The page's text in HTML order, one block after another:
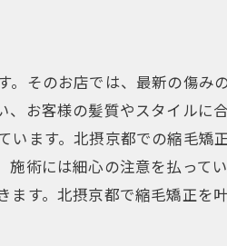
そのお店では、最新の傷み
お客様の髪質やスタイルに
ます。北摂京都での縮毛矯
術には細心の注意を払って
す。北摂京都で縮毛矯正を